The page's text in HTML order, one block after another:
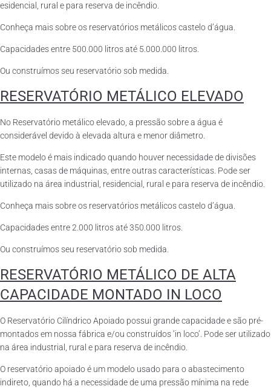
esidencial, rural e para reserva de incêndio.
Conheça mais sobre os reservatórios metálicos castelo d’água.
Capacidades entre 500.000 litros até 5.000.000 litros.
Ou construímos seu reservatório sob medida.
RESERVATÓRIO METÁLICO ELEVADO
No Reservatório metálico elevado, a pressão sobre a água é
considerável devido à elevada altura e menor diâmetro.
Este modelo é mais indicado quando houver necessidade de divisões
internas, casas de máquinas, entre outras características. Pode ser
utilizado na área industrial, residencial, rural e para reserva de incêndio.
Conheça mais sobre os reservatórios metálicos castelo d’água.
Capacidades entre 2.000 litros até 350.000 litros.
Ou construímos seu reservatório sob medida.
RESERVATÓRIO METÁLICO DE ALTA
CAPACIDADE MONTADO IN LOCO
O Reservatório Cilíndrico Apoiado possui grande capacidade e são pré-
montados em nossa fábrica e/ou construídos ‘in loco’. Pode ser utilizado
na área industrial, rural e para reserva de incêndio.
O reservatório apoiado é um modelo usado para o abastecimento
indireto, quando há a necessidade de uma pressão mínima na rede